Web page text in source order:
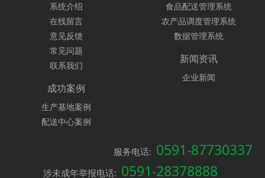
系统介绍
在线留言
意见反馈
常见问题
联系我们
食品配送管理系统
农产品调度管理系统
数据管理系统
新闻资讯
企业新闻
成功案例
生产基地案例
配送中心案例
服务电话: 0591-87730337
涉未成年举报电话: 0591-28378888